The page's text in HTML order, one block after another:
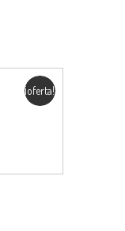
¡oferta!